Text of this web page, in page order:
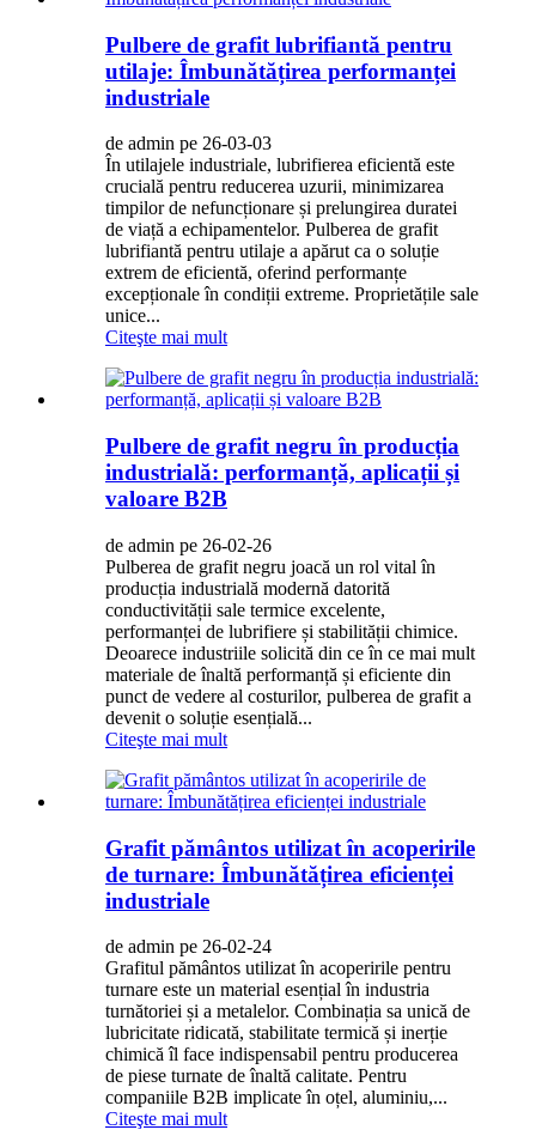
Pulbere de grafit lubrifiantă pentru
utilaje: Îmbunătățirea performanței
industriale
de admin pe 26-03-03
În utilajele industriale, lubrifierea eficientă este
crucială pentru reducerea uzurii, minimizarea
timpilor de nefuncționare și prelungirea duratei
de viață a echipamentelor. Pulberea de grafit
lubrifiantă pentru utilaje a apărut ca o soluție
extrem de eficientă, oferind performanțe
excepționale în condiții extreme. Proprietățile sale
unice...
Citeşte mai mult
Pulbere de grafit negru în producția
industrială: performanță, aplicații și
valoare B2B
de admin pe 26-02-26
Pulberea de grafit negru joacă un rol vital în
producția industrială modernă datorită
conductivității sale termice excelente,
performanței de lubrifiere și stabilității chimice.
Deoarece industriile solicită din ce în ce mai mult
materiale de înaltă performanță și eficiente din
punct de vedere al costurilor, pulberea de grafit a
devenit o soluție esențială...
Citeşte mai mult
Grafit pământos utilizat în acoperirile
de turnare: Îmbunătățirea eficienței
industriale
de admin pe 26-02-24
Grafitul pământos utilizat în acoperirile pentru
turnare este un material esențial în industria
turnătoriei și a metalelor. Combinația sa unică de
lubricitate ridicată, stabilitate termică și inerție
chimică îl face indispensabil pentru producerea
de piese turnate de înaltă calitate. Pentru
companiile B2B implicate în oțel, aluminiu,...
Citeşte mai mult